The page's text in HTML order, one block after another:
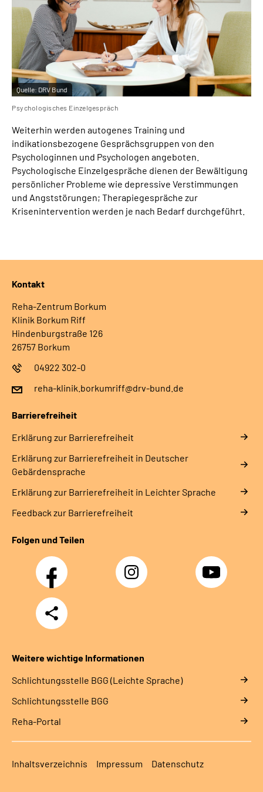
Quelle: DRV Bund
Psychologisches Einzelgespräch
Weiterhin werden autogenes Training und
indikationsbezogene Gesprächsgruppen von den
Psychologinnen und Psychologen angeboten.
Psychologische Einzelgespräche dienen der Bewältigung
persönlicher Probleme wie depressive Verstimmungen
und Angststörungen; Therapiegespräche zur
Krisenintervention werden je nach Bedarf durchgeführt.
Kontakt
Reha-Zentrum Borkum
Klinik Borkum Riff
Hindenburgstraße 126
26757 Borkum
04922 302-0
reha-klinik.borkumriff@drv-bund.de
Barrierefreiheit
Erklärung zur Barrierefreiheit
Erklärung zur Barrierefreiheit in Deutscher
Gebärdensprache
Erklärung zur Barrierefreiheit in Leichter Sprache
Feedback zur Barrierefreiheit
Folgen und Teilen
Facebook Instagram YouTube
Teilen
Weitere wichtige Informationen
Schlich­tungs­stel­le BGG (Leichte Sprache)
Schlich­tungs­stel­le BGG
Reha-Portal
Inhaltsverzeichnis Impressum Datenschutz